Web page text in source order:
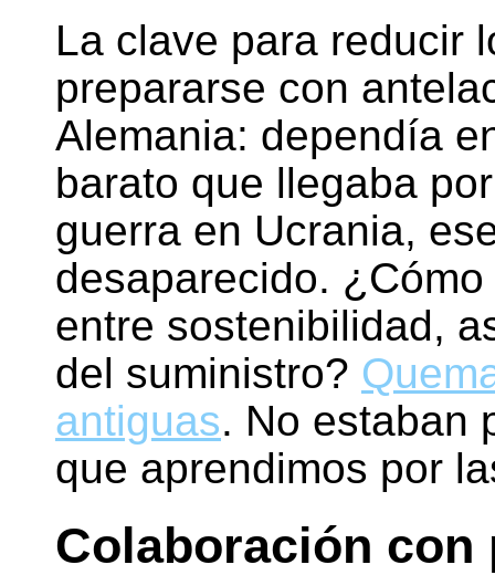
La clave para reducir
prepararse con
Alemania: dependía
barato que llegaba
guerra en Ucrania,
desaparecido.
entre sostenibilidad,
del suministro?
antiguas. No estaban
que aprendimos por
Colaboración